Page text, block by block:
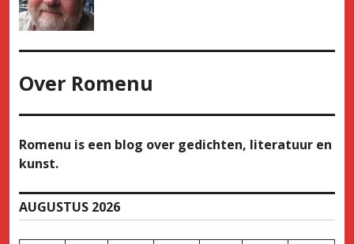
Over Romenu
Romenu is een blog over gedichten, literatuur en
kunst.
AUGUSTUS 2026